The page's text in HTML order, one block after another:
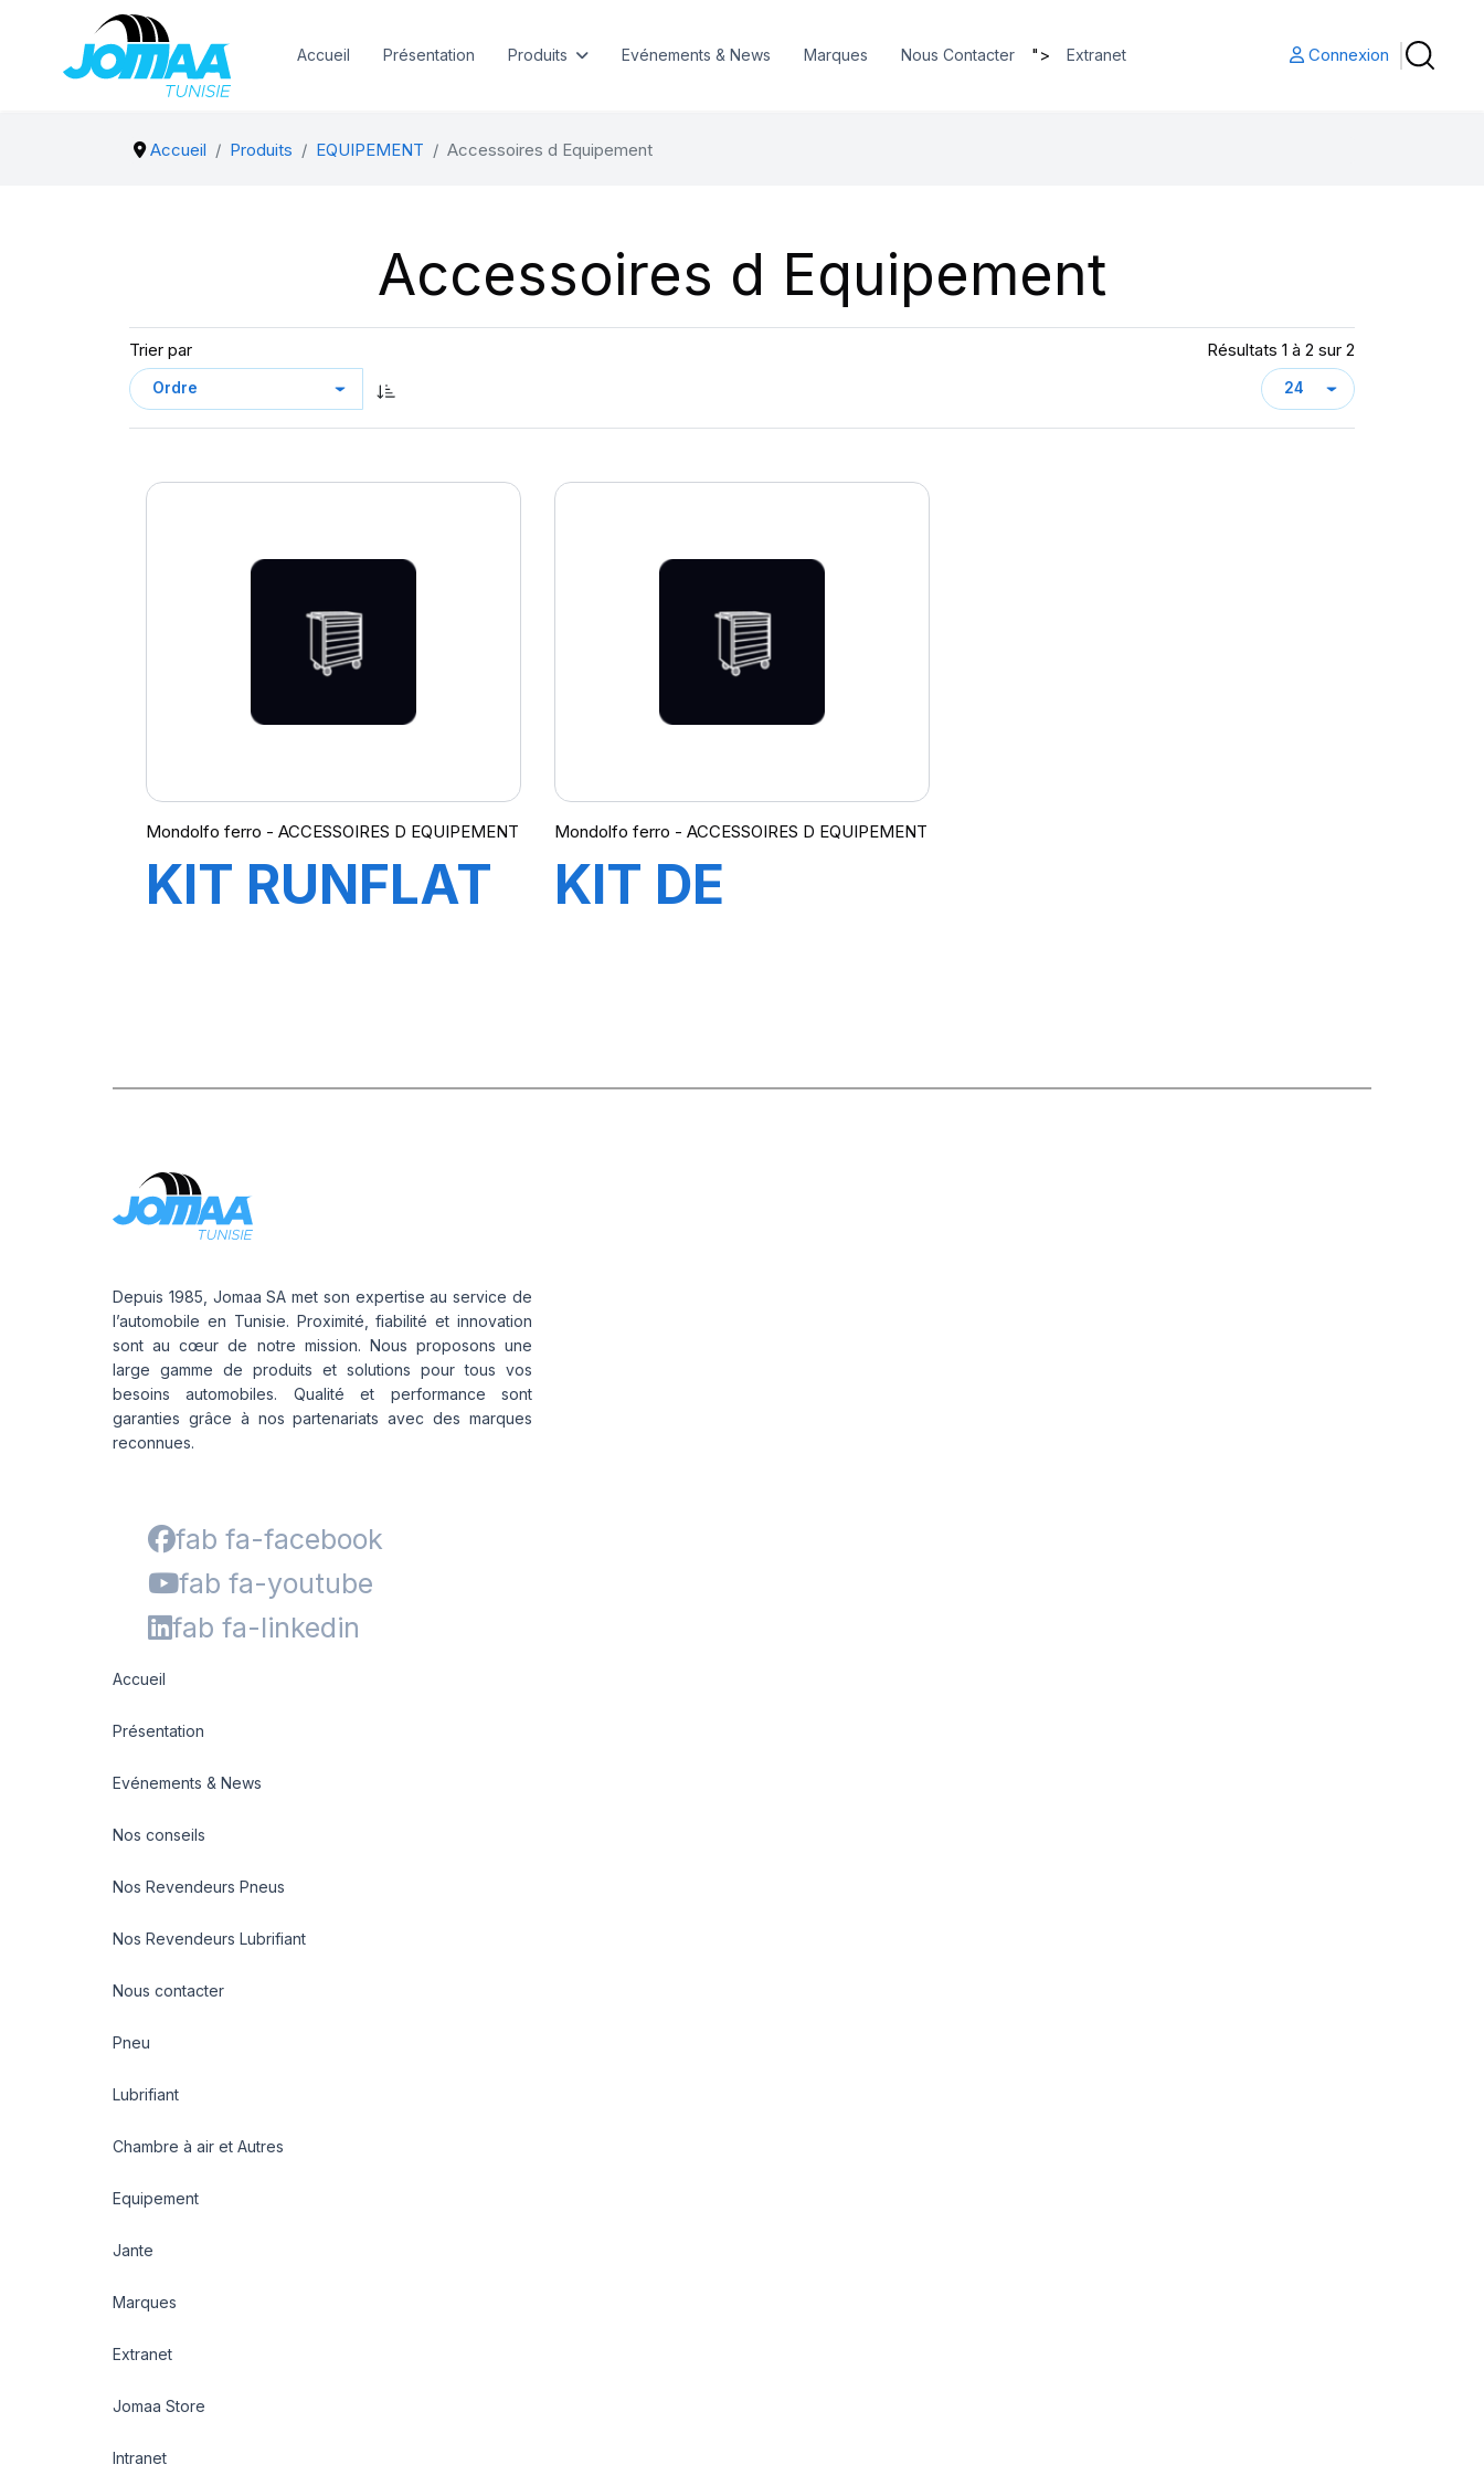
Accueil Présentation Produits Evénements & News Marques Nous Contacter "> Extranet Connexion
Accueil Produits EQUIPEMENT Accessoires d Equipement
Accessoires d Equipement
Trier par Résultats 1 à 2 sur 2
Mondolfo ferro - ACCESSOIRES D EQUIPEMENT
KIT RUNFLAT
Mondolfo ferro - ACCESSOIRES D EQUIPEMENT
KIT DE
Depuis 1985, Jomaa SA met son expertise au service de
l’automobile en Tunisie. Proximité, fiabilité et innovation
sont au cœur de notre mission. Nous proposons une
large gamme de produits et solutions pour tous vos
besoins automobiles. Qualité et performance sont
garanties grâce à nos partenariats avec des marques
reconnues.
fab fa-facebook
fab fa-youtube
fab fa-linkedin
Accueil
Présentation
Evénements & News
Nos conseils
Nos Revendeurs Pneus
Nos Revendeurs Lubrifiant
Nous contacter
Pneu
Lubrifiant
Chambre à air et Autres
Equipement
Jante
Marques
Extranet
Jomaa Store
Intranet